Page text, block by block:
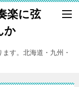
楽に弦
か
す。北海道・九州・